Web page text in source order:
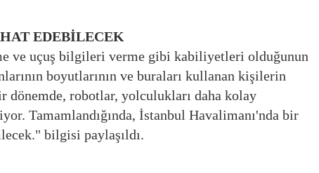
EDEBİLECEK
ve uçuş bilgileri verme gibi kabiliyetleri olduğunun
boyutlarının ve buraları kullanan kişilerin
dönemde, robotlar, yolculukları daha kolay
Tamamlandığında, İstanbul Havalimanı'nda bir
bilgisi paylaşıldı.